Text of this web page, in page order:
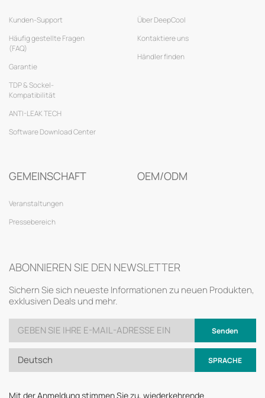
Kunden-Support
Häufig gestellte Fragen
(FAQ)
Garantie
TDP & Sockel-
Kompatibilität
ANTI-LEAK TECH
Software Download Center
Über DeepCool
Kontaktiere uns
Händler finden
GEMEINSCHAFT
Veranstaltungen
Pressebereich
OEM/ODM
ABONNIEREN SIE DEN NEWSLETTER
Sichern Sie sich neueste Informationen zu neuen Produkten,
exklusiven Deals und mehr.
Senden
Deutsch SPRACHE
Mit der Anmeldung stimmen Sie zu, wiederkehrende